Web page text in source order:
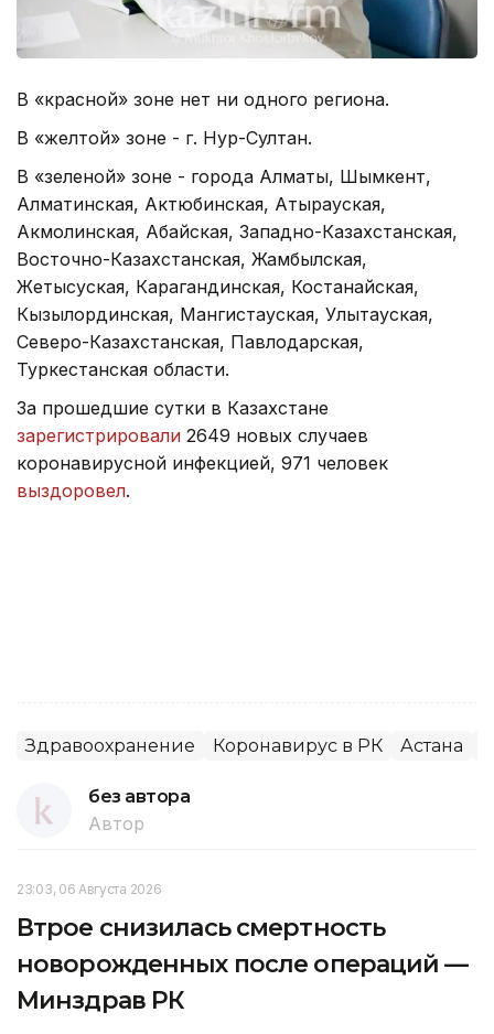
В «красной» зоне нет ни одного региона.
В «желтой» зоне - г. Нур-Султан.
В «зеленой» зоне - города Алматы, Шымкент,
Алматинская, Актюбинская, Атырауская,
Акмолинская, Абайская, Западно-Казахстанская,
Восточно-Казахстанская, Жамбылская,
Жетысуская, Карагандинская, Костанайская,
Кызылординская, Мангистауская, Улытауская,
Северо-Казахстанская, Павлодарская,
Туркестанская области.
За прошедшие сутки в Казахстане
зарегистрировали 2649 новых случаев
коронавирусной инфекцией, 971 человек
выздоровел.
Здравоохранение Коронавирус в РК Астана
без автора
Автор
23:03, 06 Августа 2026
Втрое снизилась смертность
новорожденных после операций —
Минздрав РК